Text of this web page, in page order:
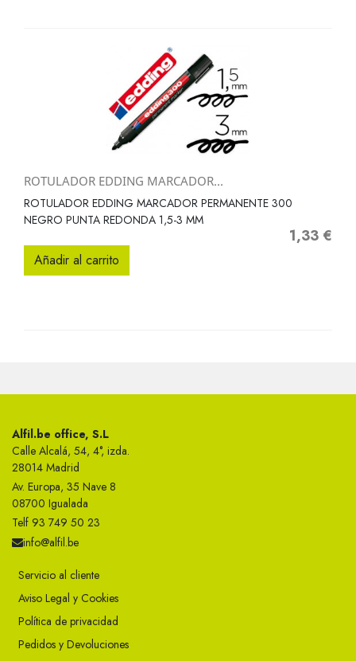
ROTULADOR EDDING MARCADOR...
ROTULADOR EDDING MARCADOR PERMANENTE 300
NEGRO PUNTA REDONDA 1,5-3 MM
Precio
1,33 €
Añadir al carrito
Alfil.be office, S.L
Calle Alcalá, 54, 4°, izda.
28014 Madrid
Av. Europa, 35 Nave 8
08700 Igualada
Telf 93 749 50 23
info@alfil.be
Servicio al cliente
Aviso Legal y Cookies
Política de privacidad
Pedidos y Devoluciones